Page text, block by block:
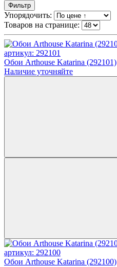
Фильтр
Упорядочить:
Товаров на странице:
артикул: 292101
Обои Arthouse Katarina (292101)
Наличие уточняйте
артикул: 292100
Обои Arthouse Katarina (292100)